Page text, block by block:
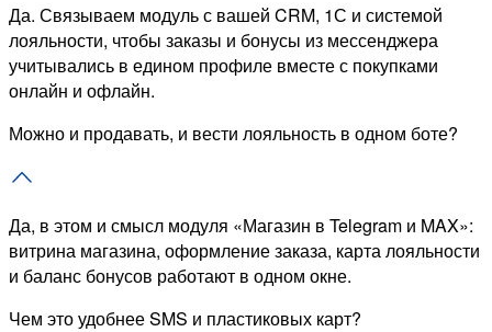
Да. Связываем модуль с вашей CRM, 1С и системой
лояльности, чтобы заказы и бонусы из мессенджера
учитывались в едином профиле вместе с покупками
онлайн и офлайн.
Можно и продавать, и вести лояльность в одном боте?
Да, в этом и смысл модуля «Магазин в Telegram и MAX»:
витрина магазина, оформление заказа, карта лояльности
и баланс бонусов работают в одном окне.
Чем это удобнее SMS и пластиковых карт?